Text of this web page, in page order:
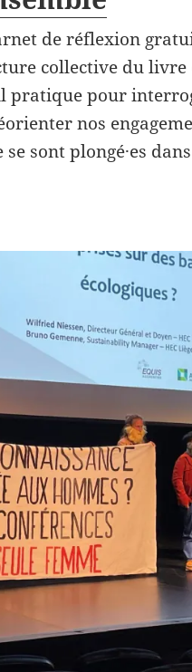
de réflexion
collective du
pour
nos
se sont plongé·es